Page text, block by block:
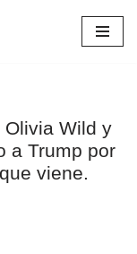
Olivia Wild y
a Trump por
viene.